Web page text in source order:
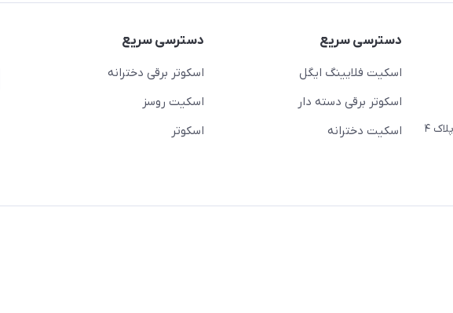
تهران-خیابان ولیعصر (عج)- ضلع شرقی میدان منیریه پلاک ۴
دسترسی سریع
اسکیت فلایینگ ایگل
اسکوتر برقی دسته دار
اسکیت دخترانه
دسترسی سریع
اسکوتر برقی دخترانه
اسکیت روسز
اسکوتر